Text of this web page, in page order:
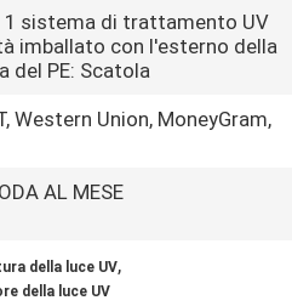
1 sistema di trattamento UV
imballato con l'esterno della
del PE: Scatola
Western Union, MoneyGram,
AL MESE
della luce UV,
della luce UV